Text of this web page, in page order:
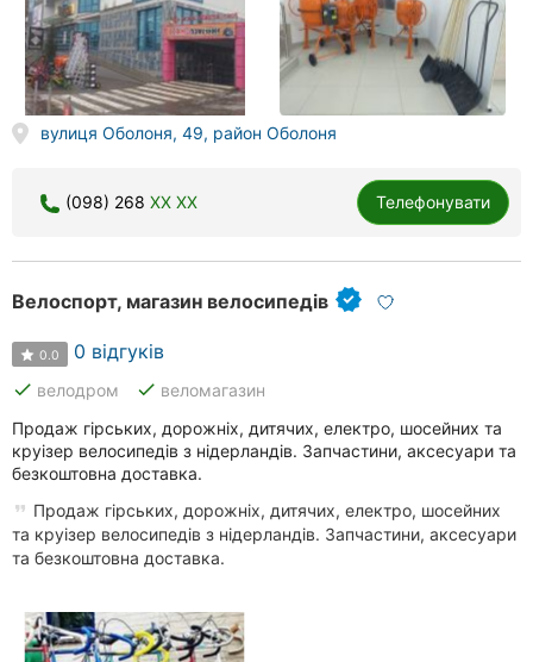
вулиця Оболоня, 49, район Оболоня
(098) 268 XX XX Телефонувати
Велоспорт, магазин велосипедів
0.0 0 відгуків
done велодром done веломагазин
Продаж гірських, дорожніх, дитячих, електро, шосейних та
круізер велосипедів з нідерландів. Запчастини, аксесуари та
безкоштовна доставка.
Продаж гірських, дорожніх, дитячих, електро, шосейних
та круізер велосипедів з нідерландів. Запчастини, аксесуари
та безкоштовна доставка.